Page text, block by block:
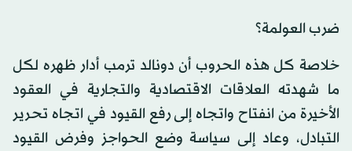
ضرب العولمة؟
خلاصة كل هذه الحروب أن دونالد ترمب أدار ظهره لكل
ما شهدته العلاقات الاقتصادية والتجارية في العقود
الأخيرة من انفتاح واتجاه إلى رفع القيود في اتجاه تحرير
التبادل، وعاد إلى سياسة وضع الحواجز وفرض القيود